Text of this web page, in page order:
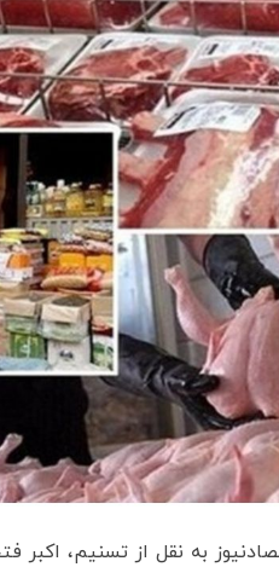
به نقل از تسنیم، اکبر